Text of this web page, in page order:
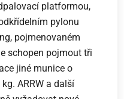
platformou,
pylonu
pojmenovaném
schopen pojmout tři
jiné munice o
ARRW a další